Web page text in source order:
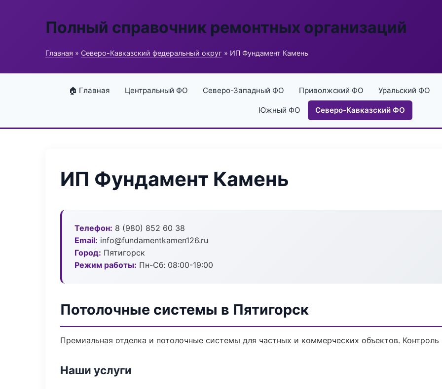
Полный справочник ремонтных организаций
Главная » Северо-Кавказский федеральный округ » ИП Фундамент Камень
🏠 Главная Центральный ФО Северо-Западный ФО Приволжский ФО Уральский ФО
Южный ФО Северо-Кавказский ФО
ИП Фундамент Камень
Телефон: 8 (980) 852 60 38
Email: info@fundamentkamen126.ru
Город: Пятигорск
Режим работы: Пн-Сб: 08:00-19:00
Потолочные системы в Пятигорск
Премиальная отделка и потолочные системы для частных и коммерческих объектов.
Наши услуги